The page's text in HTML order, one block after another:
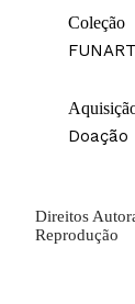
Coleção
Doação
Direitos
Reprodução